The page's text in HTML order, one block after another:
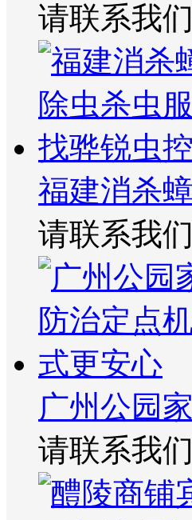
请联系我
福建消杀
请联系我
广州公园
请联系我